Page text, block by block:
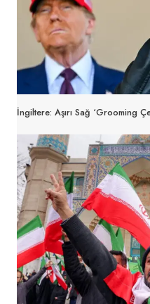
İngiltere: Aşırı Sağ ‘grooming